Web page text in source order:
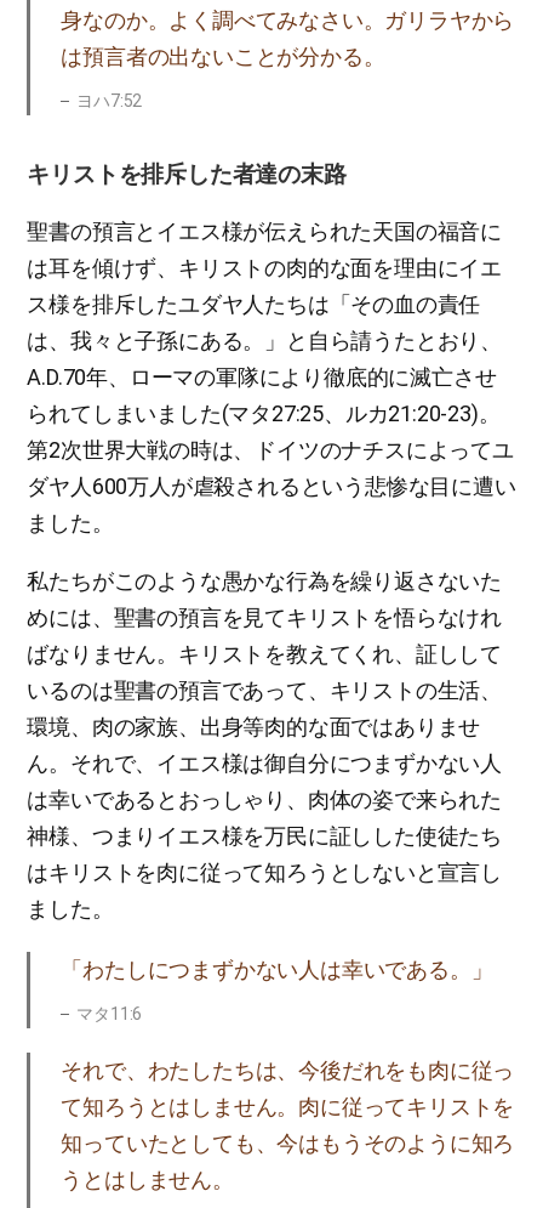
身なのか。よく調べてみなさい。ガリラヤから
は預言者の出ないことが分かる。
ヨハ7:52
キリストを排斥した者達の末路
聖書の預言とイエス様が伝えられた天国の福音に
は耳を傾けず、キリストの肉的な面を理由にイエ
ス様を排斥したユダヤ人たちは「その血の責任
は、我々と子孫にある。」と自ら請うたとおり、
A.D.70年、ローマの軍隊により徹底的に滅亡させ
られてしまいました(マタ27:25、ルカ21:20-23)。
第2次世界大戦の時は、ドイツのナチスによってユ
ダヤ人600万人が虐殺されるという悲惨な目に遭い
ました。
私たちがこのような愚かな行為を繰り返さないた
めには、聖書の預言を見てキリストを悟らなけれ
ばなりません。キリストを教えてくれ、証しして
いるのは聖書の預言であって、キリストの生活、
環境、肉の家族、出身等肉的な面ではありませ
ん。それで、イエス様は御自分につまずかない人
は幸いであるとおっしゃり、肉体の姿で来られた
神様、つまりイエス様を万民に証しした使徒たち
はキリストを肉に従って知ろうとしないと宣言し
ました。
「わたしにつまずかない人は幸いである。」
マタ11:6
それで、わたしたちは、今後だれをも肉に従っ
て知ろうとはしません。肉に従ってキリストを
知っていたとしても、今はもうそのように知ろ
うとはしません。